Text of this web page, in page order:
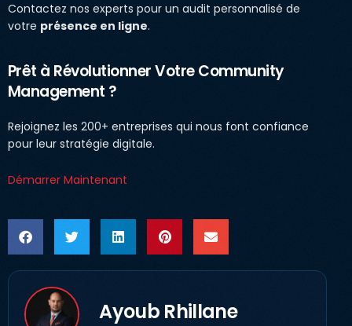
Contactez nos experts pour un audit personnalisé de
votre présence en ligne.
Prêt à Révolutionner Votre Community
Management ?
Rejoignez les 200+ entreprises qui nous font confiance
pour leur stratégie digitale.
Démarrer Maintenant
Ayoub Rhillane